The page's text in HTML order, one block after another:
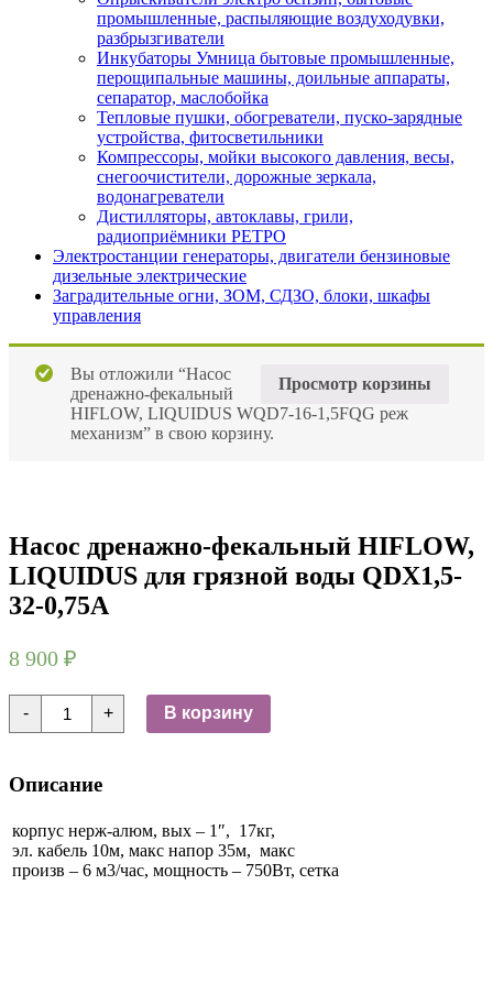
промышленные, распыляющие воздуходувки,
разбрызгиватели
Инкубаторы Умница бытовые промышленные,
перощипальные машины, доильные аппараты,
сепаратор, маслобойка
Тепловые пушки, обогреватели, пуско-зарядные
устройства, фитосветильники
Компрессоры, мойки высокого давления, весы,
снегоочистители, дорожные зеркала,
водонагреватели
Дистилляторы, автоклавы, грили,
радиоприёмники РЕТРО
Электростанции генераторы, двигатели бензиновые
дизельные электрические
Заградительные огни, ЗОМ, СДЗО, блоки, шкафы
управления
Просмотр корзины
Вы отложили “Насос
дренажно-фекальный
HIFLOW, LIQUIDUS WQD7-16-1,5FQG реж
механизм” в свою корзину.
Насос дренажно-фекальный HIFLOW,
LIQUIDUS для грязной воды QDX1,5-
32-0,75A
8 900 ₽
-
Количество
товара
Насос
HIFLOW,
для
грязной
воды
QDX1,5-
+ В корзину
Описание
корпус нерж-алюм, вых – 1″, 17кг,
эл. кабель 10м, макс напор 35м, макс
произв – 6 м3/час, мощность – 750Вт, сетка